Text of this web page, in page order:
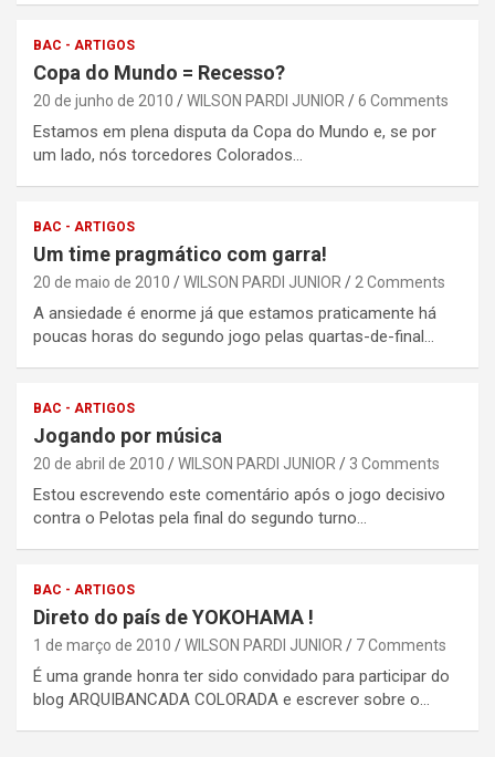
BAC - ARTIGOS
Copa do Mundo = Recesso?
20 de junho de 2010 WILSON PARDI JUNIOR 6 Comments
Estamos em plena disputa da Copa do Mundo e, se por
um lado, nós torcedores Colorados…
BAC - ARTIGOS
Um time pragmático com garra!
20 de maio de 2010 WILSON PARDI JUNIOR 2 Comments
A ansiedade é enorme já que estamos praticamente há
poucas horas do segundo jogo pelas quartas-de-final…
BAC - ARTIGOS
Jogando por música
20 de abril de 2010 WILSON PARDI JUNIOR 3 Comments
Estou escrevendo este comentário após o jogo decisivo
contra o Pelotas pela final do segundo turno…
BAC - ARTIGOS
Direto do país de YOKOHAMA !
1 de março de 2010 WILSON PARDI JUNIOR 7 Comments
É uma grande honra ter sido convidado para participar do
blog ARQUIBANCADA COLORADA e escrever sobre o…